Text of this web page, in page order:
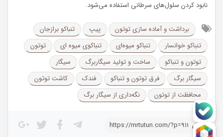
نابود کردن سلول‌های سرطانی استفاده می‌شود‌.
برداشت و آماده­ سازی توتون پیپ
تنباکو برازجان
تنباکو خوانسار
تنباکو میوه‌ای تنباکوی میوه ای
توتون
توتون و تنباکو
ساخت و تولید سیگاربرگ
سیگار
سیگار برگ
فرق توتون و تنباکو فندک
کاشت توتون
محافظت از توتون
نگه‌داری از سیگار برگ
https://mrtutun.com/?p=911